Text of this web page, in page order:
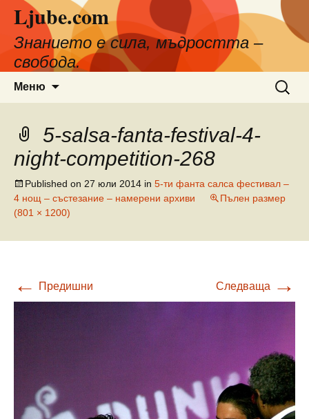
съдържанието
Ljube.com
Знанието е сила, мъдростта –
свобода.
Меню
за:
5-salsa-fanta-festival-4-
night-competition-268
Published on 27 юли 2014 in 5-ти фанта салса фестивал –
4 нощ – състезание – намерени архиви
Пълен размер
(801 × 1200)
← Предишни Следваща →